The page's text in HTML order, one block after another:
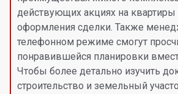
действующих акциях на квартиры
оформления сделки. Также
телефонном режиме смогут
понравившейся планировки
Чтобы более детально изучить
строительство и земельный